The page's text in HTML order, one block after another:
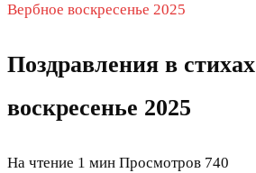
Вербное воскресенье 2025
Поздравления в
воскресенье 2025
На чтение 1 мин Просмотров 740